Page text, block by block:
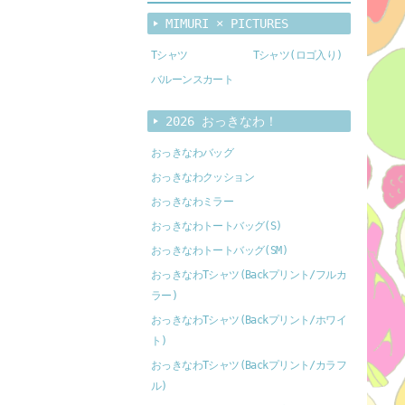
MIMURI × PICTURES
Tシャツ
Tシャツ(ロゴ入り)
バルーンスカート
2026 おっきなわ！
おっきなわバッグ
おっきなわクッション
おっきなわミラー
おっきなわトートバッグ(S)
おっきなわトートバッグ(SM)
おっきなわTシャツ(Backプリント/フルカ
ラー)
おっきなわTシャツ(Backプリント/ホワイ
ト)
おっきなわTシャツ(Backプリント/カラフ
ル)